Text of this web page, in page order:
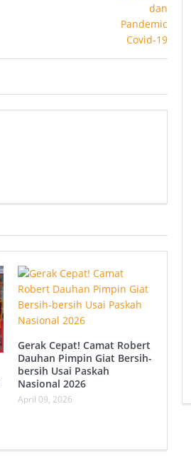
Gerak Cepat! Camat Robert
Dauhan Pimpin Giat Bersih-
bersih Usai Paskah
Nasional 2026
April 09, 2026